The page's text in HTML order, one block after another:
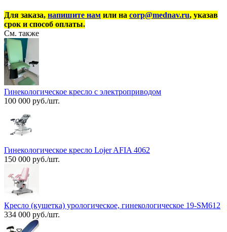
Для заказа, напишите нам или на corp@mednav.ru, указав
срок и способ оплаты.
См. также
Гинекологическое кресло с электроприводом
100 000 руб./шт.
Гинекологическое кресло Lojer AFIA 4062
150 000 руб./шт.
Кресло (кушетка) урологическое, гинекологическое 19-SM612
334 000 руб./шт.